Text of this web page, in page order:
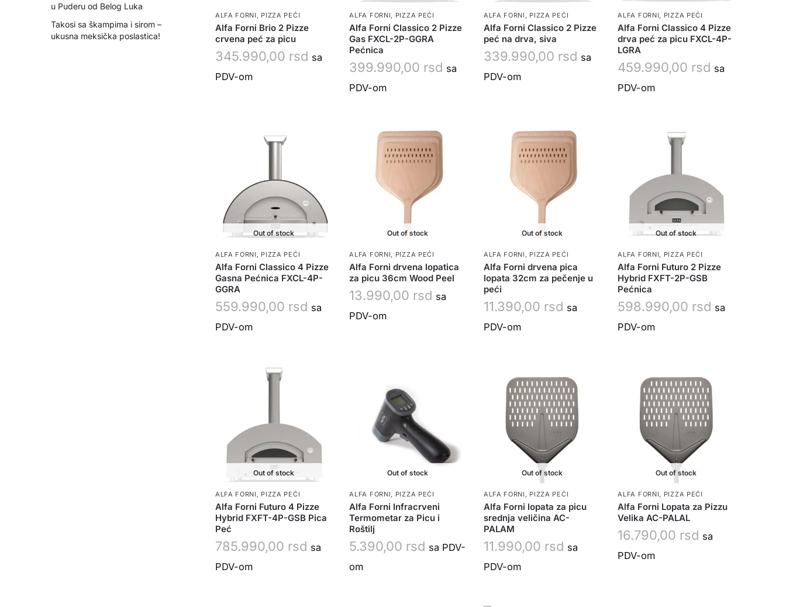
ALFA FORNI PIZZA PEĆI
Alfa Forni Brio 2 Pizze
crvena peć za picu
345.990,00 rsd sa
PDV-om
ALFA FORNI PIZZA PEĆI
Alfa Forni Classico 2 Pizze
Gas FXCL-2P-GGRA
Pećnica
399.990,00 rsd sa
PDV-om
ALFA FORNI PIZZA PEĆI
Alfa Forni Classico 2 Pizze
peć na drva, siva
339.990,00 rsd sa
PDV-om
ALFA FORNI PIZZA PEĆI
Alfa Forni Classico 4 Pizze
drva peć za picu FXCL-4P-
LGRA
459.990,00 rsd sa
PDV-om
Out of stock
ALFA FORNI , PIZZA PEĆI
Alfa Forni Classico 4 Pizze
Gasna Pećnica FXCL-4P-
GGRA
559.990,00 rsd sa
PDV-om
Out of stock
ALFA FORNI, PIZZA PEĆI
Alfa Forni drvena lopatica
za picu 36cm Wood Peel
13.990,00 rsd sa
PDV-om
Out of stock
ALFA FORNI , PIZZA PEĆI
Alfa Forni drvena pica
lopata 32cm za pečenje u
peći
11.390,00 rsd sa
PDV-om
Out of stock
ALFA FORNI, PIZZA PEĆI
Alfa Forni Futuro 2 Pizze
Hybrid FXFT-2P-GSB
Pećnica
598.990,00 rsd sa
PDV-om
Out of stock
ALFA FORNI PIZZA PEĆI
Alfa Forni Futuro 4 Pizze
Hybrid FXFT-4P-GSB Pica
Peć
785.990,00 rsd sa
PDV-om
Out of stock
ALFA FORNI PIZZA PEĆI
Alfa Forni Infracrveni
Termometar za Picu i
Roštilj
5.390,00 rsd sa PDV-
om
Out of stock
ALFA FORNI PIZZA PEĆI
Alfa Forni lopata za picu
srednja veličina AC-
PALAM
11.990,00 rsd sa
PDV-om
Out of stock
ALFA FORNI PIZZA PEĆI
Alfa Forni Lopata za Pizzu
Velika AC-PALAL
16.790,00 rsd sa
PDV-om
u Puderu od Belog Luka
Takosi sa škampima i sirom –
ukusna meksička poslastica!